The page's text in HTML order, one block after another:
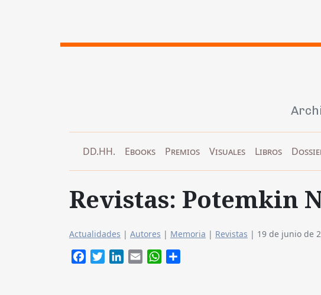
DD.HH. Ebooks Premios Visuales Libros
Revistas: Potemkin
Actualidades | Autores | Memoria | Revistas | 19 de junio de
FacebookTwitterLinkedIn
Email WhatsApp